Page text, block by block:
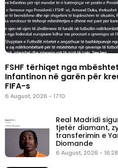
FSHF tërhiqet nga
Infantinon në garën për
FIFA-s
6 August, 2026 - 17:10
Real Madridi
tjetër diamant,
transferimin e
Diomande
6 August, 2026 - 16:28